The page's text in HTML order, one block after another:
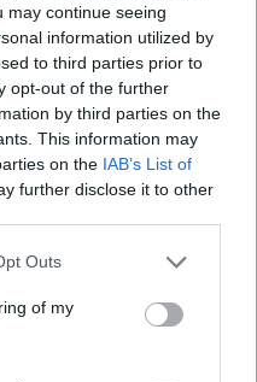
may continue seeing
information utilized by
to third parties prior to
opt-out of the further
by third parties on the
This information may
on the IAB’s List of
further disclose it to other
uses one or more Google
You may click to
its third-party tags to
purposes in below Google
Outs
of my
íme a mérleg!
amelyek a